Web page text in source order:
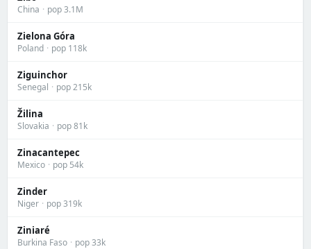
China · pop 3.1M
Zielona Góra
Poland · pop 118k
Ziguinchor
Senegal · pop 215k
Žilina
Slovakia · pop 81k
Zinacantepec
Mexico · pop 54k
Zinder
Niger · pop 319k
Ziniaré
Burkina Faso · pop 33k